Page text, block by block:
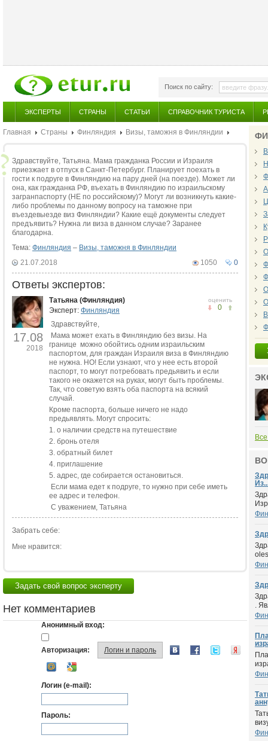
Поиск по сайту:
ЭКСПЕРТЫ СТРАНЫ СТАТЬИ СПРАВОЧНИК ТУРИСТА
Главная Страны Финляндия Визы, таможня в Финляндии
Здравствуйте, Татьяна. Мама гражданка России и Израиля
приезжает в отпуск в Санкт-Петербург. Планирует поехать в
гости к подруге в Финляндию на пару дней (на поезде). Может ли
она, как гражданка РФ, въехать в Финляндию по израильскому
загранпаспорту (НЕ по российскому)? Могут ли возникнуть какие-
либо проблемы по данному вопросу на таможне при
въездевыезде виз Финляндии? Какие ещё документы следует
предъявить? Нужна ли виза в данном случае? Заранее
благодарна.
Тема: Финляндия – Визы, таможня в Финляндии
0
1050
21.07.2018
Ответы экспертов:
17.08
2018
оценить
0
Татьяна (Финляндия)
Эксперт: Финляндия
Здравствуйте,
Мама может ехать в Финляндию без визы. На
границе можно обойтись одним израильским
паспортом, для граждан Израиля виза в Финляндию
не нужна. НО! Если узнают, что у нее есть второй
паспорт, то могут потребовать предьявить и если
такого не окажется на руках, могут быть проблемы.
Так, что советую взять оба паспорта на всякий
случай.
Кроме паспорта, больше ничего не надо
предьявлять. Могут спросить:
1. о наличии средств на путешествие
2. бронь отеля
3. обратный билет
4. приглашение
5. адрес, где собирается остановиться.
Если мама едет к подруге, то нужно при себе иметь
ее адрес и телефон.
С уважением, Татьяна
Забрать себе:
Мне нравится:
Задать свой вопрос эксперту
Нет комментариев
Анонимный вход:
Авторизация: Логин и пароль
Логин (e-mail):
Пароль:
.